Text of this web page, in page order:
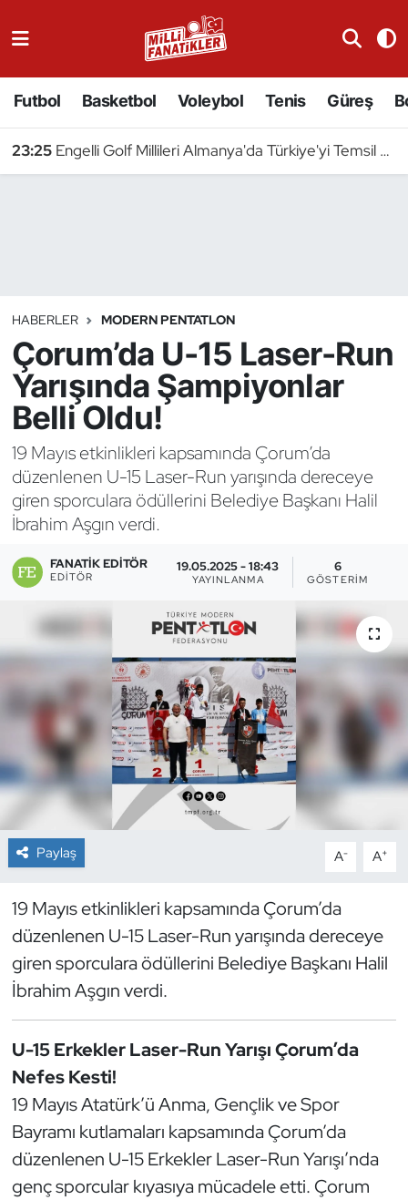
Futbol Basketbol Voleybol Tenis Güreş
23:25 Engelli Golf Millileri Almanya'da Türkiye'yi Temsil Edecek
HABERLER MODERN PENTATLON
Çorum’da U-15 Laser-Run
Yarışında Şampiyonlar
Belli Oldu!
19 Mayıs etkinlikleri kapsamında Çorum’da
düzenlenen U-15 Laser-Run yarışında dereceye
giren sporculara ödüllerini Belediye Başkanı Halil
İbrahim Aşgın verdi.
FANATIK EDITÖR
EDITÖR
19.05.2025 - 18:43
YAYINLANMA
6
GÖSTERIM
Paylaş A- A+
19 Mayıs etkinlikleri kapsamında Çorum’da
düzenlenen U-15 Laser-Run yarışında dereceye
giren sporculara ödüllerini Belediye Başkanı Halil
İbrahim Aşgın verdi.
U-15 Erkekler Laser-Run Yarışı Çorum’da
Nefes Kesti!
19 Mayıs Atatürk’ü Anma, Gençlik ve Spor
Bayramı kutlamaları kapsamında Çorum’da
düzenlenen U-15 Erkekler Laser-Run Yarışı’nda
genç sporcular kıyasıya mücadele etti. Çorum
Badminton
Binicilik
Bisiklet
Boks
Briç
Buz Hokeyi
Çim Hokeyi
Cimnastik
Curling
Dağcılık
Dans Sporları
Dövüş Sanatı
Eskrim
Futbol
Genel
Golf